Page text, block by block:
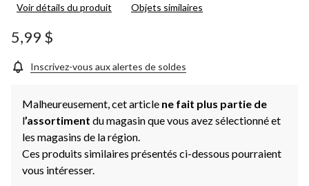
Voir détails du produit Objets similaires
5,99 $
Inscrivez-vous aux alertes de soldes
Malheureusement, cet article ne fait plus partie de
l’assortiment du magasin que vous avez sélectionné et
les magasins de la région.
Ces produits similaires présentés ci-dessous pourraient
vous intéresser.